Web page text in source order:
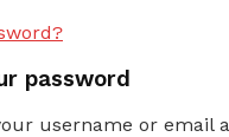
password
username or email